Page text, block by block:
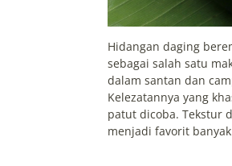
Hidangan daging
sebagai salah satu
dalam santan dan
Kelezatannya yang
patut dicoba. Tekstur
menjadi favorit